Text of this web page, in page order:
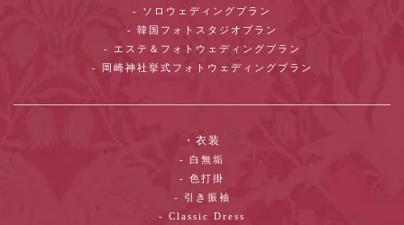
- ソロウェディングプラン
- 韓国フォトスタジオプラン
- エステ＆フォトウェディングプラン
- 岡崎神社挙式フォトウェディングプラン
・衣装
- 白無垢
- 色打掛
- 引き振袖
- Classic Dress